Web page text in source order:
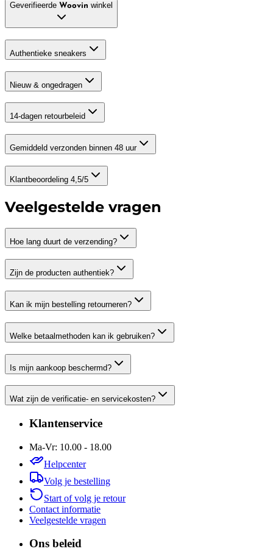
Geverifieerde Woovin winkel
Authentieke sneakers
Nieuw & ongedragen
14-dagen retourbeleid
Gemiddeld verzonden binnen 48 uur
Klantbeoordeling 4,5/5
Veelgestelde vragen
Hoe lang duurt de verzending?
Zijn de producten authentiek?
Kan ik mijn bestelling retourneren?
Welke betaalmethoden kan ik gebruiken?
Is mijn aankoop beschermd?
Wat zijn de verificatie- en servicekosten?
Klantenservice
Ma-Vr: 10.00 - 18.00
Helpcenter
Volg je bestelling
Start of volg je retour
Contact informatie
Veelgestelde vragen
Ons beleid